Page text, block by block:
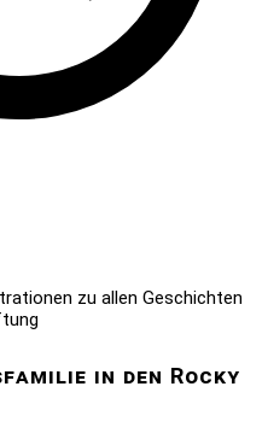
zu allen Geschichten
in den Rocky